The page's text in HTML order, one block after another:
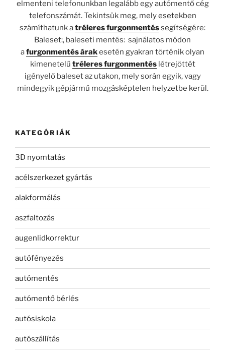
elmenteni telefonunkban legalább egy autómentő cég
telefonszámát. Tekintsük meg, mely esetekben
számíthatunk atréleres furgonmentéssegítségére:
Baleset:, baleseti mentés: sajnálatos módon
afurgonmentés árakesetén gyakran történik olyan
kimenetelű tréleres furgonmentéslétrejöttét
igényelő baleset az utakon, mely során egyik, vagy
mindegyik gépjármű mozgásképtelen helyzetbe kerül.
KATEGÓRIÁK
3D nyomtatás
acélszerkezet gyártás
alakformálás
aszfaltozás
augenlidkorrektur
autófényezés
autómentés
autómentő bérlés
autósiskola
autószállítás